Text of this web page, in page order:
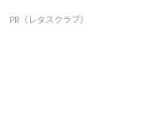
PR（レタスクラブ）